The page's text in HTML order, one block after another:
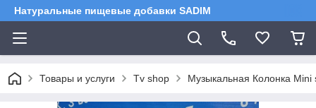
Натуральные пищевые добавки SADIM
Товары и услуги Tv shop Музыкальная Колонка